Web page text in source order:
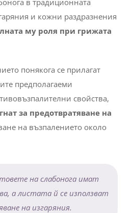
и кожни раздразнения
му роля при грижата
понякога се прилагат
предполагаеми
свойства,
за предотвратяване на
на възпалението около
на слабонога имат
а листата й се използват
на изгаряния.